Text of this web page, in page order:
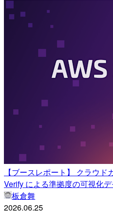
【ブースレポート】 クラウ
Verify による準拠度の可視化
板倉舞
2026.06.25